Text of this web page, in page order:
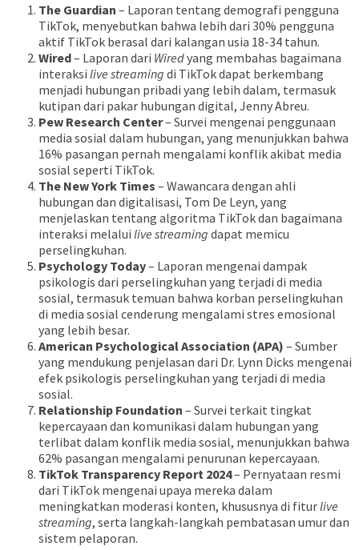
The Guardian – Laporan tentang demografi pengguna
TikTok, menyebutkan bahwa lebih dari 30% pengguna
aktif TikTok berasal dari kalangan usia 18-34 tahun.
Wired– Laporan dari Wiredyang membahas bagaimana
interaksi live streaming di TikTok dapat berkembang
menjadi hubungan pribadi yang lebih dalam, termasuk
kutipan dari pakar hubungan digital, Jenny Abreu.
Pew Research Center– Survei mengenai penggunaan
media sosial dalam hubungan, yang menunjukkan bahwa
16% pasangan pernah mengalami konflik akibat media
sosial seperti TikTok.
The New York Times – Wawancara dengan ahli
hubungan dan digitalisasi, Tom De Leyn, yang
menjelaskan tentang algoritma TikTok dan bagaimana
interaksi melalui live streaming dapat memicu
perselingkuhan.
Psychology Today– Laporan mengenai dampak
psikologis dari perselingkuhan yang terjadi di media
sosial, termasuk temuan bahwa korban perselingkuhan
di media sosial cenderung mengalami stres emosional
yang lebih besar.
American Psychological Association (APA) – Sumber
yang mendukung penjelasan dari Dr. Lynn Dicks mengenai
efek psikologis perselingkuhan yang terjadi di media
sosial.
Relationship Foundation – Survei terkait tingkat
kepercayaan dan komunikasi dalam hubungan yang
terlibat dalam konflik media sosial, menunjukkan bahwa
62% pasangan mengalami penurunan kepercayaan.
TikTok Transparency Report 2024– Pernyataan resmi
dari TikTok mengenai upaya mereka dalam
meningkatkan moderasi konten, khususnya di fiturlive
streaming, serta langkah-langkah pembatasan umur dan
sistem pelaporan.